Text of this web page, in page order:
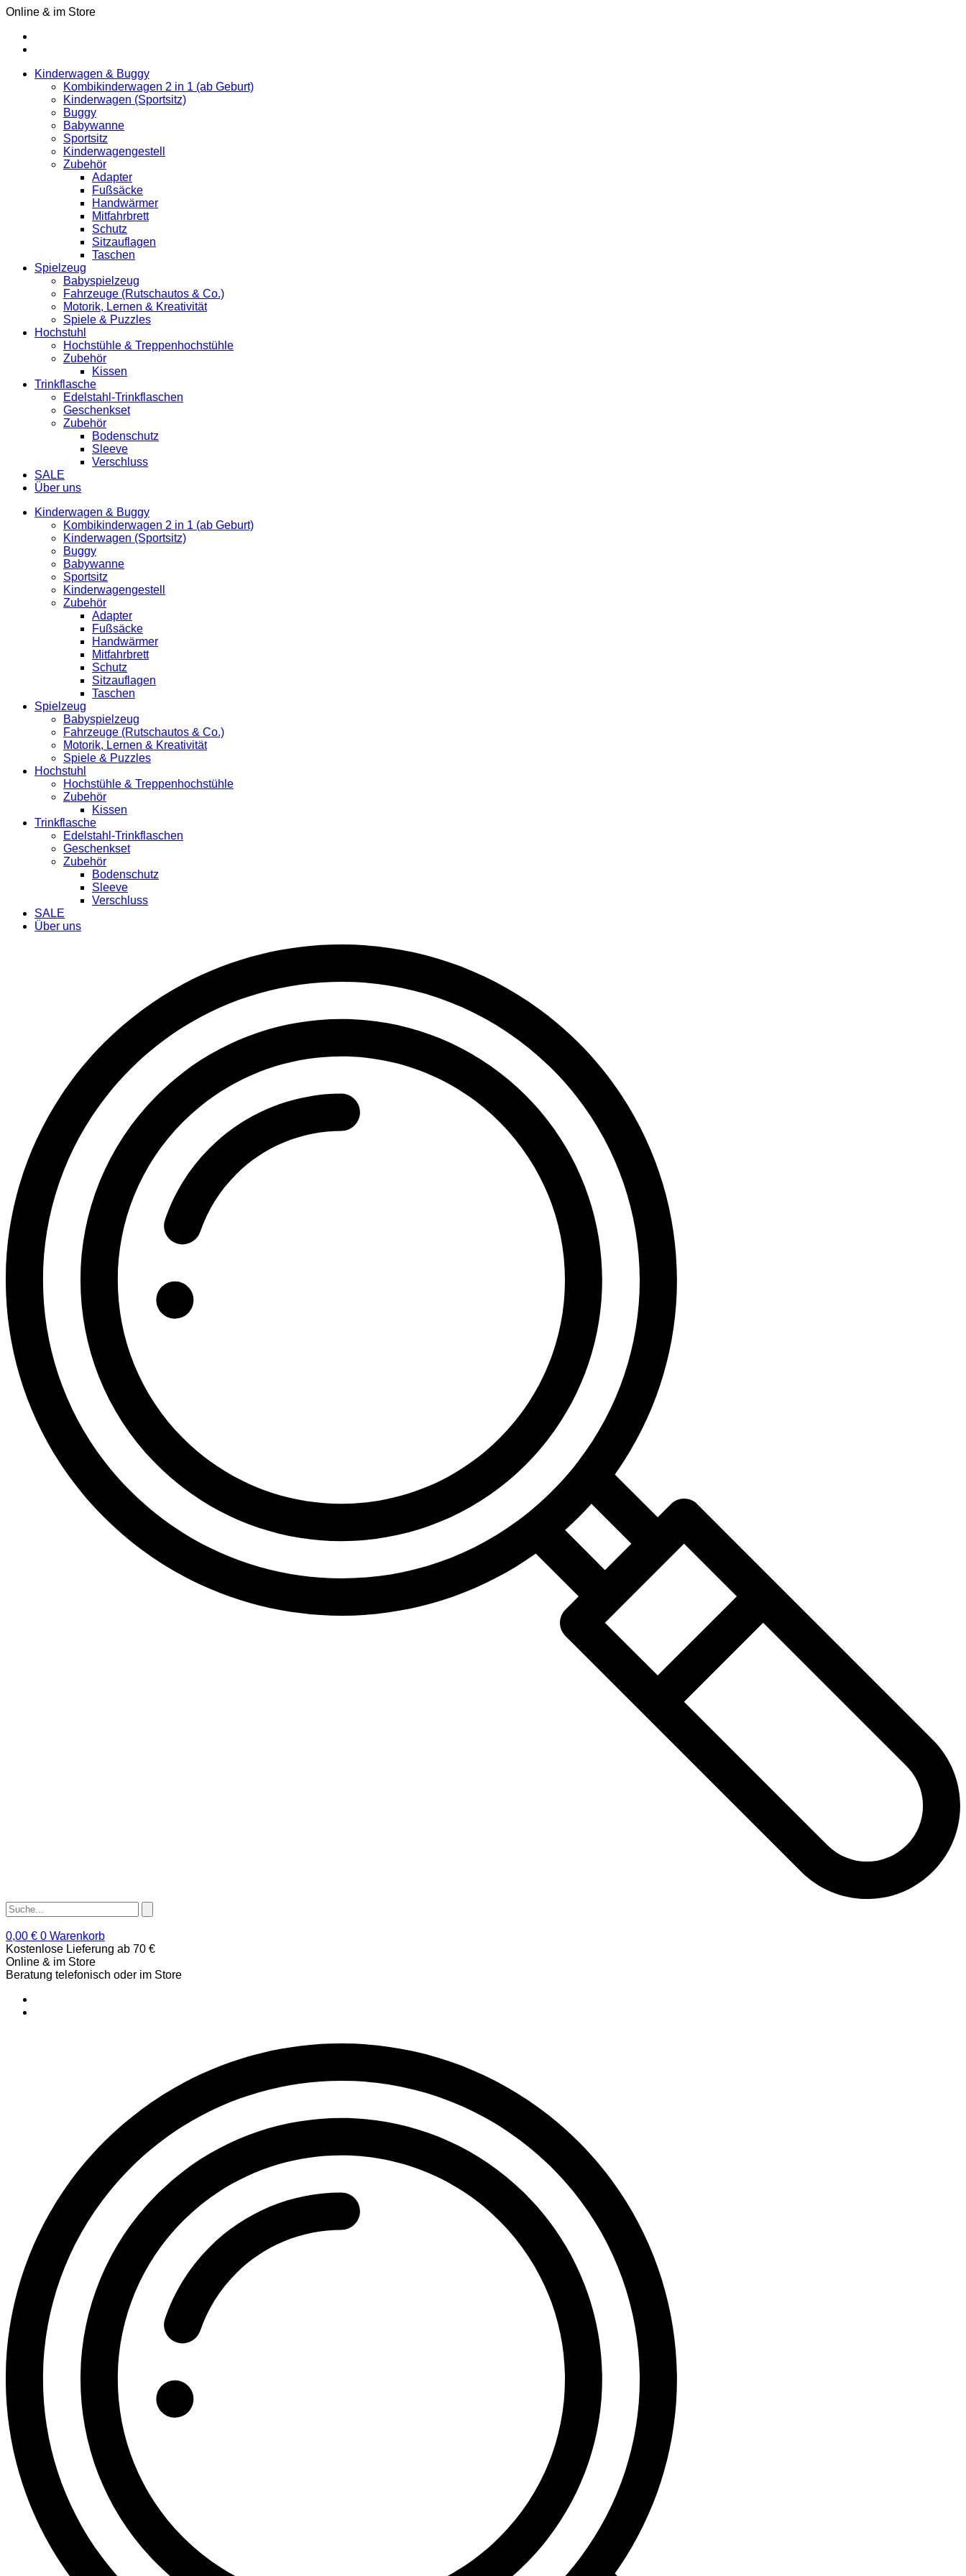
Online & im Store
Kinderwagen & Buggy
Kombikinderwagen 2 in 1 (ab Geburt)
Kinderwagen (Sportsitz)
Buggy
Babywanne
Sportsitz
Kinderwagengestell
Zubehör
Adapter
Fußsäcke
Handwärmer
Mitfahrbrett
Schutz
Sitzauflagen
Taschen
Spielzeug
Babyspielzeug
Fahrzeuge (Rutschautos & Co.)
Motorik, Lernen & Kreativität
Spiele & Puzzles
Hochstuhl
Hochstühle & Treppenhochstühle
Zubehör
Kissen
Trinkflasche
Edelstahl-Trinkflaschen
Geschenkset
Zubehör
Bodenschutz
Sleeve
Verschluss
SALE
Über uns
Kinderwagen & Buggy
Kombikinderwagen 2 in 1 (ab Geburt)
Kinderwagen (Sportsitz)
Buggy
Babywanne
Sportsitz
Kinderwagengestell
Zubehör
Adapter
Fußsäcke
Handwärmer
Mitfahrbrett
Schutz
Sitzauflagen
Taschen
Spielzeug
Babyspielzeug
Fahrzeuge (Rutschautos & Co.)
Motorik, Lernen & Kreativität
Spiele & Puzzles
Hochstuhl
Hochstühle & Treppenhochstühle
Zubehör
Kissen
Trinkflasche
Edelstahl-Trinkflaschen
Geschenkset
Zubehör
Bodenschutz
Sleeve
Verschluss
SALE
Über uns
0,00 € 0 Warenkorb
Kostenlose Lieferung ab 70 €
Online & im Store
Beratung telefonisch oder im Store